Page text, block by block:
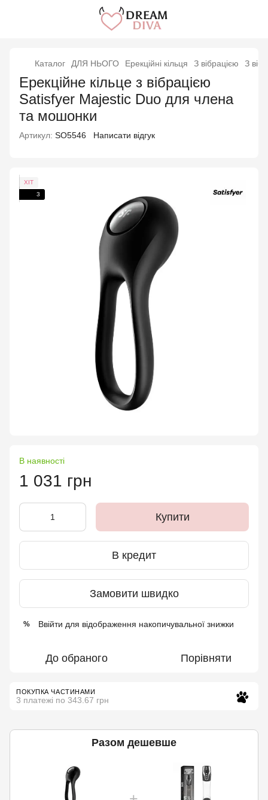
Каталог ДЛЯ НЬОГО Ерекційні кільця З вібрацією З
Ерекційне кільце з вібрацією
Satisfyer Majestic Duo для члена
та мошонки
Артикул: SO5546 Написати відгук
ХІТ
3
В наявності
1 031 грн
Купити
В кредит
Замовити швидко
% Ввійти для відображення накопичувальної знижки
До обраного Порівняти
ПОКУПКА ЧАСТИНАМИ
3 платежі по 343.67 грн
Разом дешевше